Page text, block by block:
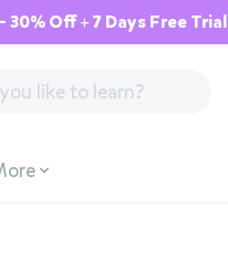
Off + 7 Days Free Trial